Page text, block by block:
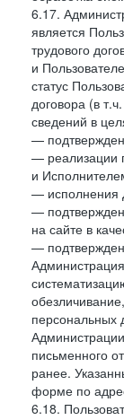
6.17.
является
трудового
и
статус
договора (в
сведений в
—
— реализации
и
— исполнения
—
на сайте в
—
персональных
письменного
ранее.
форме по
6.18.